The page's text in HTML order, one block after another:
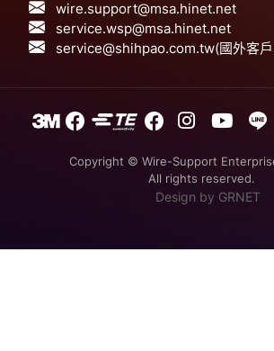
wire.support@msa.hinet.net
service.wsp@msa.hinet.net
service@shihpao.com.tw(國外客
Copyright © Wire-Support
All rights reserved.
Design by GRNET